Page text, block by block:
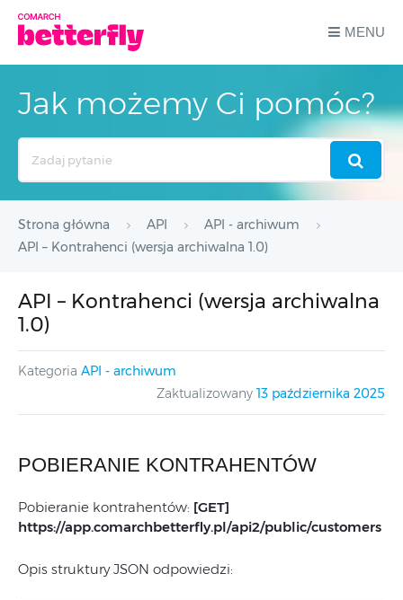
MENU
Jak możemy Ci pomóc?
Strona główna API
API - archiwum
API – Kontrahenci (wersja archiwalna 1.0)
API – Kontrahenci (wersja archiwalna
1.0)
Kategoria API - archiwum
Zaktualizowany 13 października 2025
POBIERANIE KONTRAHENTÓW
Pobieranie kontrahentów: [GET]
https://app.comarchbetterfly.pl/api2/public/customers
Opis struktury JSON odpowiedzi: